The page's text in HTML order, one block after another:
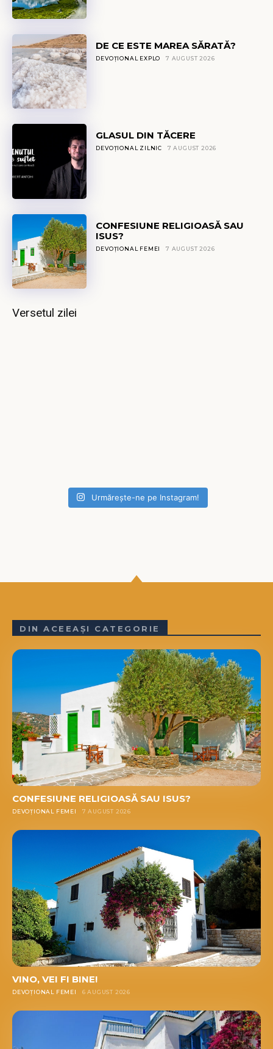
DE CE ESTE MAREA SĂRATĂ?
DEVOȚIONAL EXPLO 7 AUGUST 2026
GLASUL DIN TĂCERE
DEVOȚIONAL ZILNIC 7 AUGUST 2026
CONFESIUNE RELIGIOASĂ SAU
ISUS?
DEVOȚIONAL FEMEI 7 AUGUST 2026
Versetul zilei
Urmărește-ne pe Instagram!
DIN ACEEAȘI CATEGORIE
CONFESIUNE RELIGIOASĂ SAU ISUS?
DEVOȚIONAL FEMEI 7 AUGUST 2026
VINO, VEI FI BINE!
DEVOȚIONAL FEMEI 6 AUGUST 2026